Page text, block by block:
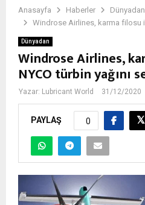
Anasayfa Haberler
Dünyadan
Windrose Airlines, karma filosu
Dünyadan
Windrose Airlines,
NYCO türbin yağını
Yazar: Lubricant World 31/12/2020
PAYLAŞ 0